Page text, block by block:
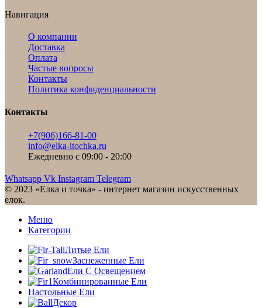
Навигация
О компании
Доставка
Оплата
Частые вопросы
Контакты
Политика конфиденциальности
Контакты
+7(906)166-81-00
info@elka-itochka.ru
Ежедневно с 09:00 - 20:00
Whatsapp Vk Instagram Telegram
© 2023 «Елка и точка» - интернет магазин искусственных
елок.
Меню
Категории
Литые Ели
Заснеженные Ели
Ели С Освещением
Комбинированные Ели
Настольные Ели
Декор